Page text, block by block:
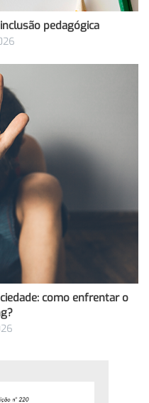
pedagógica
como enfrentar o